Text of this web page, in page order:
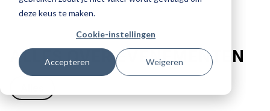
deze keus te maken.
Cookie-instellingen
Accepteren Weigeren
ALLES OVER EVENEMENTEN